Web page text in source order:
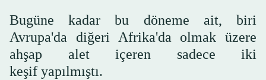
Bugüne kadar bu döneme ait, biri
Avrupa'da diğeri Afrika'da olmak üzere
ahşap alet içeren sadece iki
keşif yapılmıştı.